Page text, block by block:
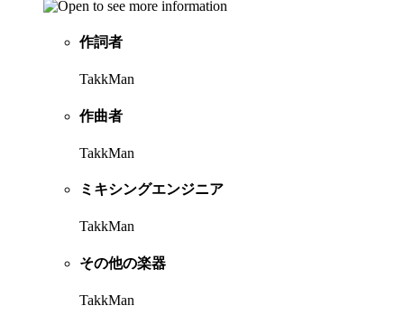
作詞者
TakkMan
作曲者
TakkMan
ミキシングエンジニア
TakkMan
その他の楽器
TakkMan